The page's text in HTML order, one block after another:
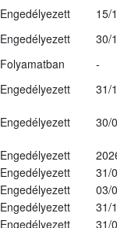
Engedélyezett
15/
Engedélyezett
30/
Folyamatban
-
Engedélyezett
31/
Engedélyezett 30/
Engedélyezett
Engedélyezett
31/
Engedélyezett
03/
Engedélyezett
31/
Engedélyezett
31/